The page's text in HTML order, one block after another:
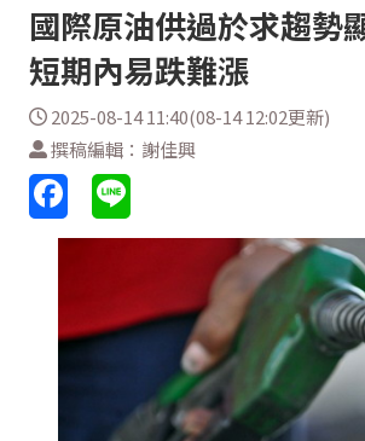
國際原油供過於求趨勢
短期內易跌難漲
2025-08-14 11:40(08-14 12:02更新)
撰稿編輯：謝佳興